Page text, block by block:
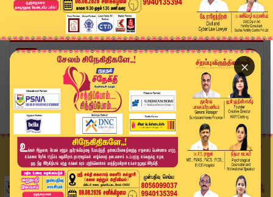
×
Home
அரசியல்
குரூப்-4 தேர்வு... திமுக அரசு மெத்தனப்போக்கு......